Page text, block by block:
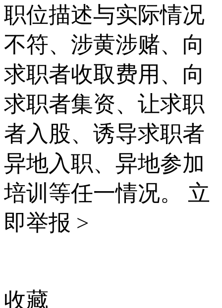
职位描述与实际情况
不符、涉黄涉赌、向
求职者收取费用、向
求职者集资、让求职
者入股、诱导求职者
异地入职、异地参加
培训等任一情况。 立
即举报 >
收藏